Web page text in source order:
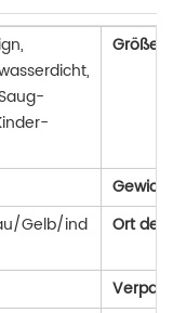
Größe
Gewicht
Gelb/ind
Ort des